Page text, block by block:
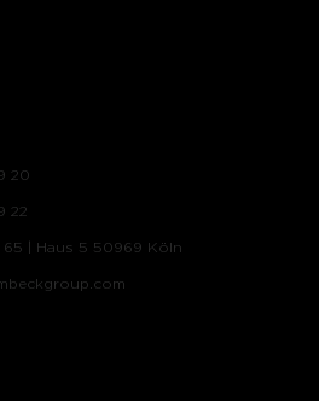
20
22
| Haus 5 50969 Köln